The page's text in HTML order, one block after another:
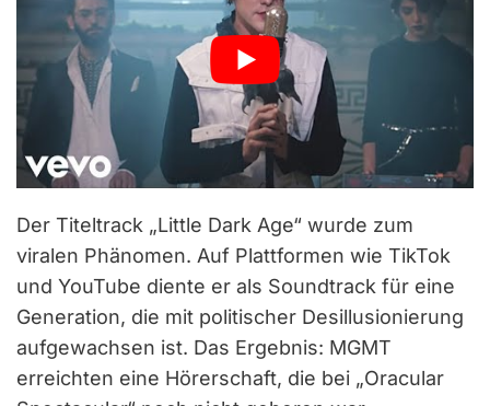
Der Titeltrack „Little Dark Age“ wurde zum
viralen Phänomen. Auf Plattformen wie TikTok
und YouTube diente er als Soundtrack für eine
Generation, die mit politischer Desillusionierung
aufgewachsen ist. Das Ergebnis: MGMT
erreichten eine Hörerschaft, die bei „Oracular